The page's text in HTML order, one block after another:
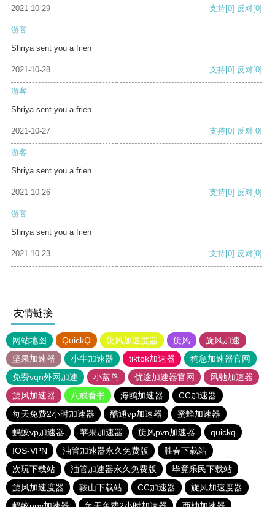
2021-10-29 支持[0] 反对[0]
游客
Shriya sent you a frien
2021-10-28 支持[0] 反对[0]
游客
Shriya sent you a frien
2021-10-27 支持[0] 反对[0]
游客
Shriya sent you a frien
2021-10-26 支持[0] 反对[0]
游客
Shriya sent you a frien
2021-10-23 支持[0] 反对[0]
友情链接
网站地图 QuickQ 旋风加速度器 旋风
旋风加速
坚果加速器
小牛加速器 tiktok加速器
狗急加速器官网
免费vqn外网加速
小蓝鸟 优途加速器官网
风驰加速器
旋风加速器
八戒看书 海鸥加速器
CC加速器
每天免费2小时加速器
酷通vp加速器
蜜蜂加速器
蚂蚁vp加速器
苹果加速器 旋风pvn加速器
quickq
IOS-VPN
油管加速器永久免费版
胜春下载站
次玩下载站
油管加速器永久免费版
毕竟乐民下载站
旋风加速度器
鞍山下载站 CC加速器
旋风加速度器